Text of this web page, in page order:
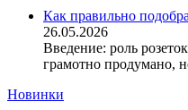
ElectrO (Украина)
Eleks (Украина)
Entes (Турция)
ETI (Словения)
Как правильно
26.05.2026
Введение: роль
грамотно продумано,
Новинки